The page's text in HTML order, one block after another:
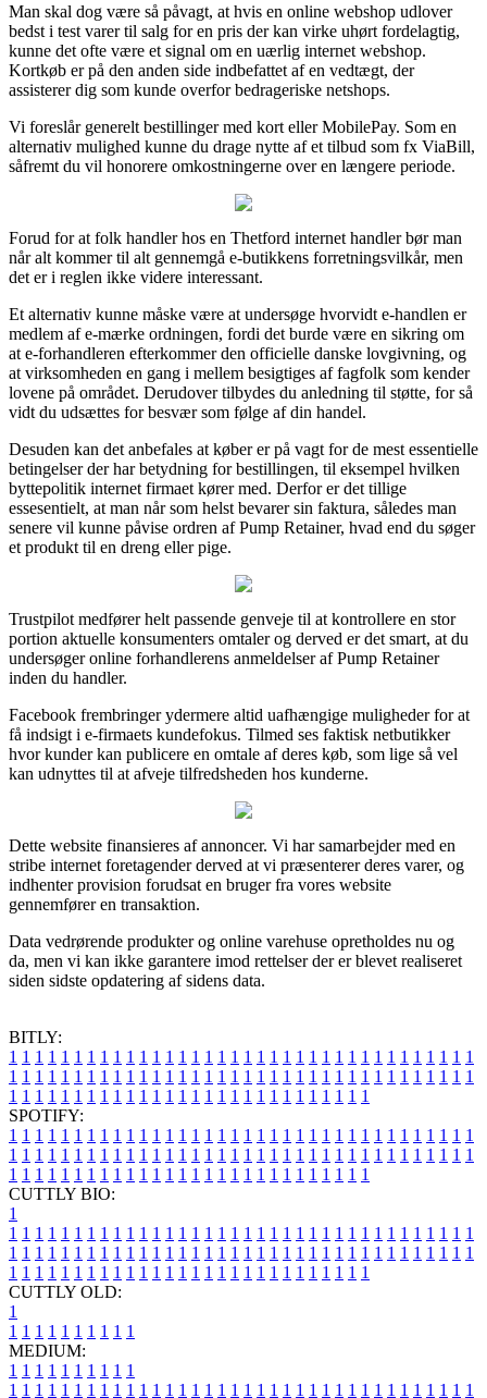
Man skal dog være så påvagt, at hvis en online webshop udlover
bedst i test varer til salg for en pris der kan virke uhørt fordelagtig,
kunne det ofte være et signal om en uærlig internet webshop.
Kortkøb er på den anden side indbefattet af en vedtægt, der
assisterer dig som kunde overfor bedrageriske netshops.
Vi foreslår generelt bestillinger med kort eller MobilePay. Som en
alternativ mulighed kunne du drage nytte af et tilbud som fx ViaBill,
såfremt du vil honorere omkostningerne over en længere periode.
Forud for at folk handler hos en Thetford internet handler bør man
når alt kommer til alt gennemgå e-butikkens forretningsvilkår, men
det er i reglen ikke videre interessant.
Et alternativ kunne måske være at undersøge hvorvidt e-handlen er
medlem af e-mærke ordningen, fordi det burde være en sikring om
at e-forhandleren efterkommer den officielle danske lovgivning, og
at virksomheden en gang i mellem besigtiges af fagfolk som kender
lovene på området. Derudover tilbydes du anledning til støtte, for så
vidt du udsættes for besvær som følge af din handel.
Desuden kan det anbefales at køber er på vagt for de mest essentielle
betingelser der har betydning for bestillingen, til eksempel hvilken
byttepolitik internet firmaet kører med. Derfor er det tillige
essesentielt, at man når som helst bevarer sin faktura, således man
senere vil kunne påvise ordren af Pump Retainer, hvad end du søger
et produkt til en dreng eller pige.
Trustpilot medfører helt passende genveje til at kontrollere en stor
portion aktuelle konsumenters omtaler og derved er det smart, at du
undersøger online forhandlerens anmeldelser af Pump Retainer
inden du handler.
Facebook frembringer ydermere altid uafhængige muligheder for at
få indsigt i e-firmaets kundefokus. Tilmed ses faktisk netbutikker
hvor kunder kan publicere en omtale af deres køb, som lige så vel
kan udnyttes til at afveje tilfredsheden hos kunderne.
Dette website finansieres af annoncer. Vi har samarbejder med en
stribe internet foretagender derved at vi præsenterer deres varer, og
indhenter provision forudsat en bruger fra vores website
gennemfører en transaktion.
Data vedrørende produkter og online varehuse opretholdes nu og
da, men vi kan ikke garantere imod rettelser der er blevet realiseret
siden sidste opdatering af sidens data.
BITLY:
1 1 1 1 1 1 1 1 1 1 1 1 1 1 1 1 1 1 1 1 1 1 1 1 1 1 1 1 1 1 1 1 1 1 1 1
1 1 1 1 1 1 1 1 1 1 1 1 1 1 1 1 1 1 1 1 1 1 1 1 1 1 1 1 1 1 1 1 1 1 1 1
1 1 1 1 1 1 1 1 1 1 1 1 1 1 1 1 1 1 1 1 1 1 1 1 1 1 1 1
SPOTIFY:
1 1 1 1 1 1 1 1 1 1 1 1 1 1 1 1 1 1 1 1 1 1 1 1 1 1 1 1 1 1 1 1 1 1 1 1
1 1 1 1 1 1 1 1 1 1 1 1 1 1 1 1 1 1 1 1 1 1 1 1 1 1 1 1 1 1 1 1 1 1 1 1
1 1 1 1 1 1 1 1 1 1 1 1 1 1 1 1 1 1 1 1 1 1 1 1 1 1 1 1
CUTTLY BIO:
1
1 1 1 1 1 1 1 1 1 1 1 1 1 1 1 1 1 1 1 1 1 1 1 1 1 1 1 1 1 1 1 1 1 1 1 1
1 1 1 1 1 1 1 1 1 1 1 1 1 1 1 1 1 1 1 1 1 1 1 1 1 1 1 1 1 1 1 1 1 1 1 1
1 1 1 1 1 1 1 1 1 1 1 1 1 1 1 1 1 1 1 1 1 1 1 1 1 1 1 1
CUTTLY OLD:
1
1 1 1 1 1 1 1 1 1 1
MEDIUM:
1 1 1 1 1 1 1 1 1 1
1 1 1 1 1 1 1 1 1 1 1 1 1 1 1 1 1 1 1 1 1 1 1 1 1 1 1 1 1 1 1 1 1 1 1 1